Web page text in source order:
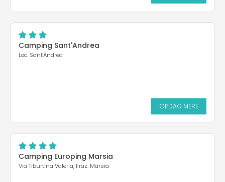
Camping Sant'Andrea
Loc. Sant'Andrea
OPDAG MERE
Camping Europing Marsia
Via Tiburtina Valeria, Fraz. Marsia